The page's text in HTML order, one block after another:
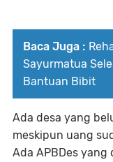
Baca Juga :
Sayurmatua
Bantuan Bibit
Ada desa yang
meskipun uang
Ada APBDes